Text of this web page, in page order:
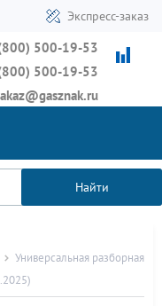
Экспресс-заказ
500-19-53
500-19-53
Найти
Универсальная разборная